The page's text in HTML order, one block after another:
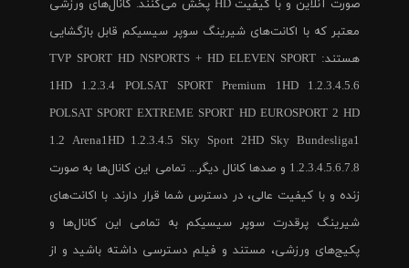
صورت آنلاین و با کیفیت HD پخش می‌کنند. کانال‌های ورزشی
معتبر که با اکانت‌های شیرینگ سوپر سیسیکم قابل بازگشایی
هستند: TVP SPORT HD NSPORTS + HD ELEVEN SPORT
1HD 1.2.3.4 POLSAT SPORT Premium 1HD 1.2.3.4.5.6
POLSAT SPORT EXTREME SPORT HD EUROSPORT 2 HD
1.2 Arena1HD 1.2.3.4.5 Sky Sport 2HD Sky Bundesliga1
1.2.3.4.5.6.7.8 و صدها کانال دیگر... تمامی این کانال‌ها به صورت
زنده و با کیفیت عالی، در دسترس شما قرار دارند. با اکانت‌های
شیرینگ پرقدرت سوپر سیسیکم به تمامی این کانال‌ها و
پکیج‌های ورزشی، مستند و فیلم دسترسی داشته باشید و از